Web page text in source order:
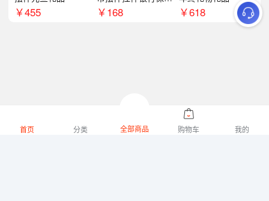
￥455
商务礼
￥168 ￥618
首页 分类 全部商品 购物车 我的